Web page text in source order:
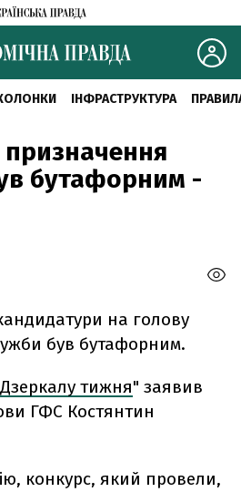
ІНФРАСТРУКТУРА
бутафорним -
на голову
був бутафорним.
Дзеркалу тижня" заявив
ГФС Костянтин
конкурс, який провели,